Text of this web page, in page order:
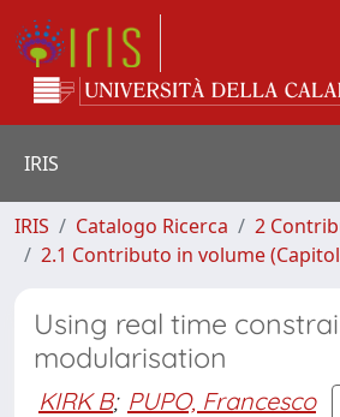
IRIS
IRIS Catalogo Ricerca
2
2.1 Contributo in volume
Using real time
modularisation
KIRK B; PUPO, Francesco